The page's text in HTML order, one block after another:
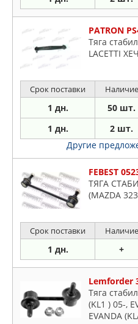
PATRON
Тяга
LACETTI
Срок поставки Наличие
1 дн. 50 шт.
1 дн. 2 шт.
Другие
FEBEST
ТЯГА
(MAZDA
Срок поставки Наличие
1 дн. +
Lemforder
Тяга
(KL1 ) 05-,
EVANDA